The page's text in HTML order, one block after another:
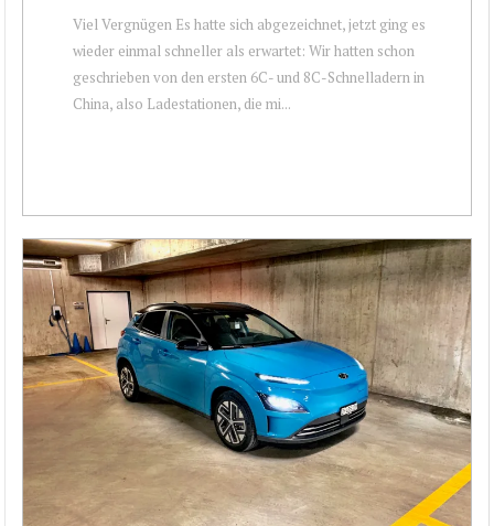
Viel Vergnügen Es hatte sich abgezeichnet, jetzt ging es
wieder einmal schneller als erwartet: Wir hatten schon
geschrieben von den ersten 6C- und 8C-Schnelladern in
China, also Ladestationen, die mi...